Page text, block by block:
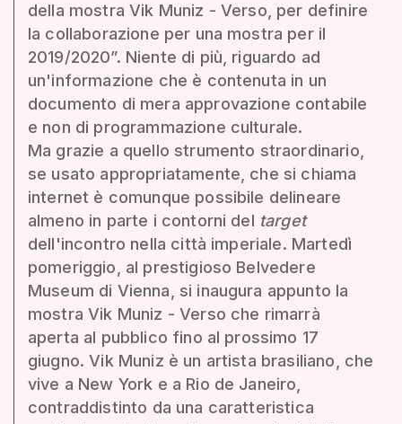
della mostra Vik Muniz - Verso, per definire
la collaborazione per una mostra per il
2019/2020”. Niente di più, riguardo ad
un'informazione che è contenuta in un
documento di mera approvazione contabile
e non di programmazione culturale.
Ma grazie a quello strumento straordinario,
se usato appropriatamente, che si chiama
internet è comunque possibile delineare
almeno in parte i contorni del target
dell'incontro nella città imperiale. Martedì
pomeriggio, al prestigioso Belvedere
Museum di Vienna, si inaugura appunto la
mostra Vik Muniz - Verso che rimarrà
aperta al pubblico fino al prossimo 17
giugno. Vik Muniz è un artista brasiliano, che
vive a New York e a Rio de Janeiro,
contraddistinto da una caratteristica